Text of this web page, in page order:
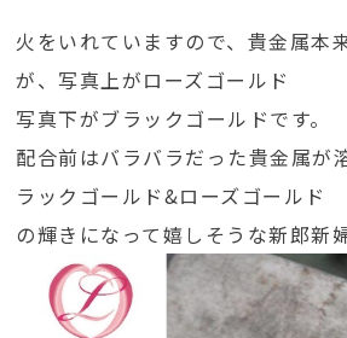
火をいれていますので、貴金属本
が、写真上がローズゴールド
写真下がブラックゴールドです。
配合前はバラバラだった貴金属が
ラックゴールド&ローズゴールド
の輝きになって嬉しそうな新郎新